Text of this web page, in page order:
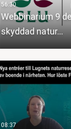
Webbinarium 9
skyddad natur…